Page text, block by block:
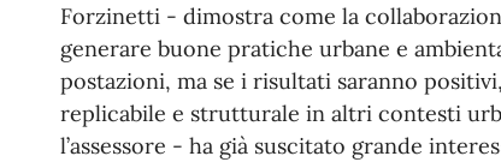
Forzinetti - dimostra come la
generare buone pratiche urbane e
postazioni, ma se i risultati saranno
replicabile e strutturale in altri contesti
l’assessore - ha già suscitato grande